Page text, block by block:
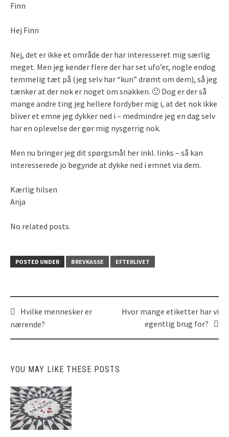
Finn
Hej Finn
Nej, det er ikke et område der har interesseret mig særlig
meget. Men jeg kender flere der har set ufo’er, nogle endog
temmelig tæt på (jeg selv har “kun” drømt om dem), så jeg
tænker at der nok er noget om snakken. 🙂 Dog er der så
mange andre ting jeg hellere fordyber mig i, at det nok ikke
bliver et emne jeg dykker ned i – medmindre jeg en dag selv
har en oplevelse der gør mig nysgerrig nok.
Men nu bringer jeg dit spørgsmål her inkl. links – så kan
interesserede jo begynde at dykke ned i emnet via dem.
Kærlig hilsen
Anja
No related posts.
POSTED UNDER BREVKASSE EFTERLIVET
Post
Hvilke mennesker er
nærende?
Hvor mange etiketter har vi
egentlig brug for?
YOU MAY LIKE THESE POSTS